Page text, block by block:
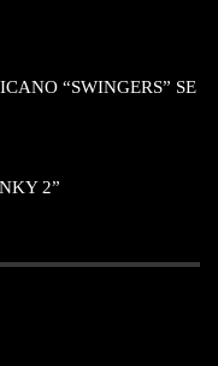
“SWINGERS” SE
2”